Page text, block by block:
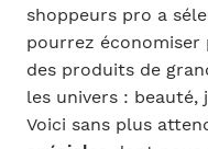
shoppeurs pro a
pourrez économiser
des produits de
les univers : beauté,
Voici sans plus